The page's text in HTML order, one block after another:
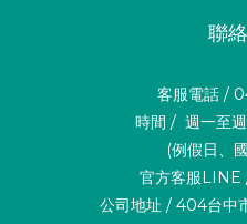
聯
客服電話 /
時間 / 週一至
(例假日、
官方客服
公司地址 / 404台中